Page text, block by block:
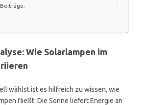
Wie Solarlampen im
wählst ist es hilfreich zu wissen, wie
fließt. Die Sonne liefert Energie an